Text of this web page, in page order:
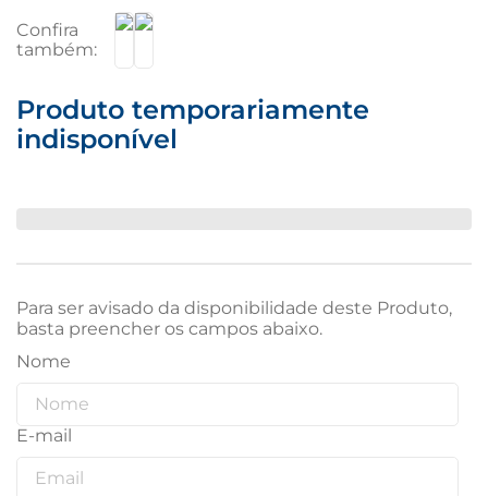
Produto temporariamente
indisponível
Para ser avisado da disponibilidade deste Produto,
basta preencher os campos abaixo.